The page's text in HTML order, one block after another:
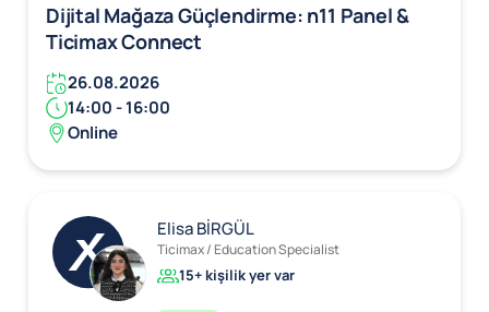
Dijital Mağaza Güçlendirme: n11 Panel &
Ticimax Connect
26.08.2026
14:00 - 16:00
Online
Elisa BİRGÜL
Ticimax / Education Specialist
15+ kişilik yer var